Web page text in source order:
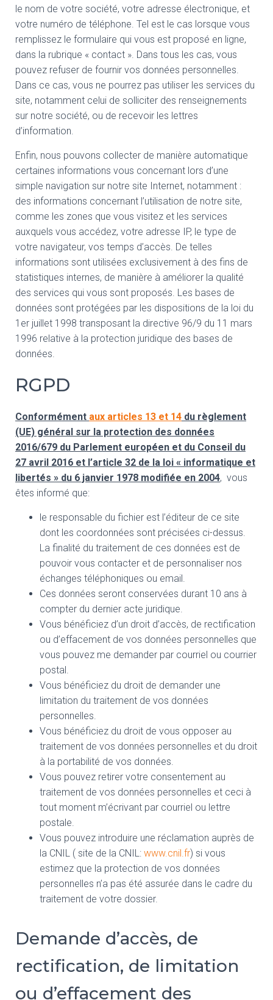
le nom de votre société, votre adresse électronique, et
votre numéro de téléphone. Tel est le cas lorsque vous
remplissez le formulaire qui vous est proposé en ligne,
dans la rubrique « contact ». Dans tous les cas, vous
pouvez refuser de fournir vos données personnelles.
Dans ce cas, vous ne pourrez pas utiliser les services du
site, notamment celui de solliciter des renseignements
sur notre société, ou de recevoir les lettres
d’information.
Enfin, nous pouvons collecter de manière automatique
certaines informations vous concernant lors d’une
simple navigation sur notre site Internet, notamment :
des informations concernant l’utilisation de notre site,
comme les zones que vous visitez et les services
auxquels vous accédez, votre adresse IP, le type de
votre navigateur, vos temps d’accès. De telles
informations sont utilisées exclusivement à des fins de
statistiques internes, de manière à améliorer la qualité
des services qui vous sont proposés. Les bases de
données sont protégées par les dispositions de la loi du
1er juillet 1998 transposant la directive 96/9 du 11 mars
1996 relative à la protection juridique des bases de
données.
RGPD
Conformément aux articles 13 et 14 du règlement
(UE) général sur la protection des données
2016/679 du Parlement européen et du Conseil du
27 avril 2016 et l’article 32 de la loi « informatique et
libertés » du 6 janvier 1978 modifiée en 2004, vous
êtes informé que:
le responsable du fichier est l’éditeur de ce site
dont les coordonnées sont précisées ci-dessus.
La finalité du traitement de ces données est de
pouvoir vous contacter et de personnaliser nos
échanges téléphoniques ou email.
Ces données seront conservées durant 10 ans à
compter du dernier acte juridique.
Vous bénéficiez d’un droit d’accès, de rectification
ou d’effacement de vos données personnelles que
vous pouvez me demander par courriel ou courrier
postal.
Vous bénéficiez du droit de demander une
limitation du traitement de vos données
personnelles.
Vous bénéficiez du droit de vous opposer au
traitement de vos données personnelles et du droit
à la portabilité de vos données.
Vous pouvez retirer votre consentement au
traitement de vos données personnelles et ceci à
tout moment m’écrivant par courriel ou lettre
postale.
Vous pouvez introduire une réclamation auprès de
la CNIL ( site de la CNIL: www.cnil.fr) si vous
estimez que la protection de vos données
personnelles n’a pas été assurée dans le cadre du
traitement de votre dossier.
Demande d’accès, de
rectification, de limitation
ou d’effacement des